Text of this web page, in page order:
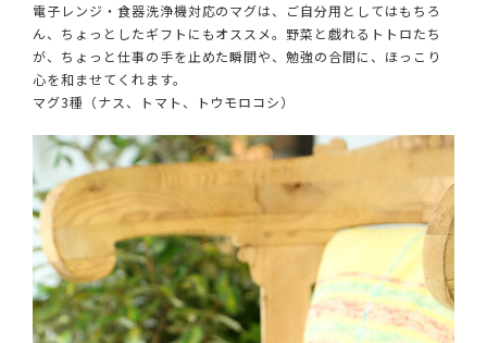
電子レンジ・食器洗浄機対応のマグは、ご自分用としてはもちろ
ん、ちょっとしたギフトにもオススメ。野菜と戯れるトトロたち
が、ちょっと仕事の手を止めた瞬間や、勉強の合間に、ほっこり
心を和ませてくれます。
マグ3種（ナス、トマト、トウモロコシ）